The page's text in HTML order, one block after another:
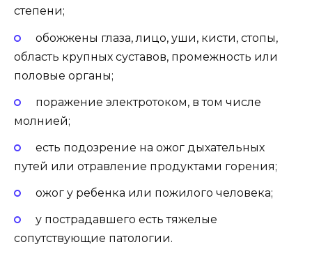
степени;
обожжены глаза, лицо, уши, кисти, стопы,
область крупных суставов, промежность или
половые органы;
поражение электротоком, в том числе
молнией;
есть подозрение на ожог дыхательных
путей или отравление продуктами горения;
ожог у ребенка или пожилого человека;
у пострадавшего есть тяжелые
сопутствующие патологии.